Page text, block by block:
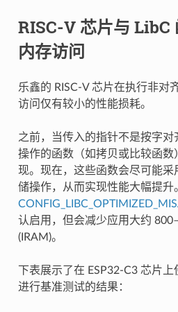
RISC-V 芯片与 LibC
内存访问
乐鑫的 RISC-V 芯片在执行非对
访问仅有较小的性能损耗。
之前，当传入的指针不是按字对
操作的函数（如拷贝或比较函数
现。现在，这些函数会尽可能
储操作，从而实现性能大幅提升
认启用，但会减少应用大约
(IRAM)。
下表展示了在 ESP32-C3 芯片
进行基准测试的结果：